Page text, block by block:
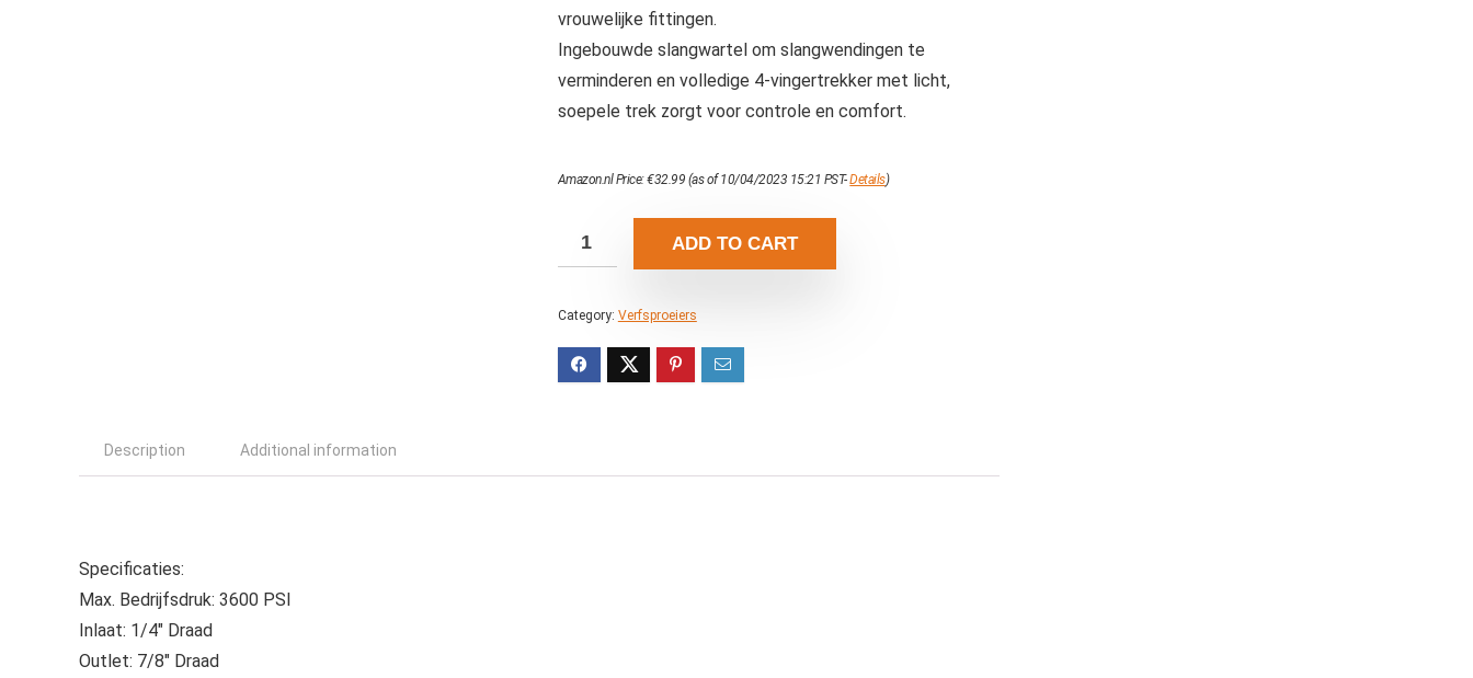
vrouwelijke fittingen.
Ingebouwde slangwartel om slangwendingen te
verminderen en volledige 4-vingertrekker met licht,
soepele trek zorgt voor controle en comfort.
Amazon.nl Price:€32.99 (as of 10/04/2023 15:21 PST-Details)
ADD TO CART
Category: Verfsproeiers
Description Additional information
Specificaties:
Max. Bedrijfsdruk: 3600 PSI
Inlaat: 1/4″ Draad
Outlet: 7/8″ Draad